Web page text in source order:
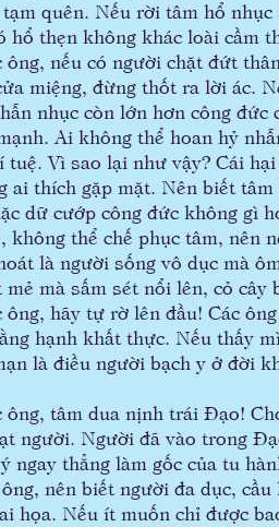
quên. Nếu rời tâm hổ
hổ thẹn không khác loài cầm
nếu có người chặt đứt
miệng, đừng thốt ra lời ác.
nhục còn lớn hơn công
Ai không thể hoan hỷ
Vì sao lại như vậy? Cái
ai thích gặp mặt. Nên biết
dữ cướp công đức không gì
không thể chế phục tâm, nên
là người sống vô dục mà
mà sấm sét nổi lên, cỏ cây
hãy tự rờ lên đầu! Các ông
hạnh khất thực. Nếu thấy
là điều người bạch y ở đời
tâm dua nịnh trái Đạo!
người. Người đã vào trong
ngay thẳng làm gốc của tu
nên biết người đa dục,
họa. Nếu ít muốn chỉ được